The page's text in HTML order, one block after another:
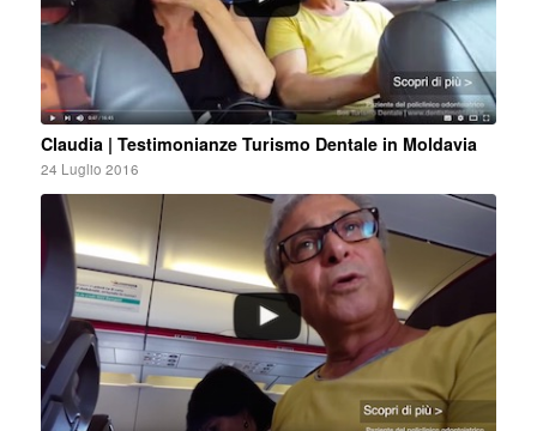
Claudia | Testimonianze Turismo Dentale in Moldavia
24 Luglio 2016